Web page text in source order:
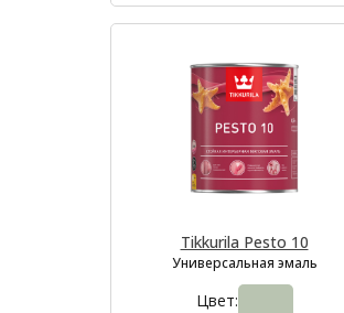
Tikkurila Pesto 10
Универсальная эмаль
Цвет: